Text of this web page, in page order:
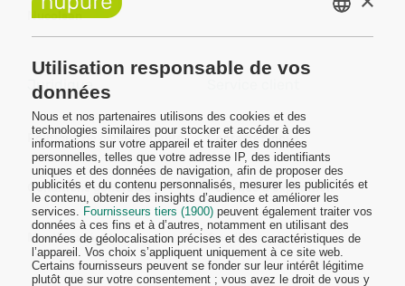
Nucolsan
Juridique
Politique de confidentialité
Conditions générales
Mentions légales
Contactez-nous
Politique d'expédition
Conditions de retour
Utilisation responsable de vos
données
Nous et nos partenaires utilisons des cookies et des
technologies similaires pour stocker et accéder à des
informations sur votre appareil et traiter des données
personnelles, telles que votre adresse IP, des identifiants
uniques et des données de navigation, afin de proposer des
publicités et du contenu personnalisés, mesurer les publicités et
le contenu, obtenir des insights d’audience et améliorer les
services. Fournisseurs tiers (1900) peuvent également traiter vos
données à ces fins et à d’autres, notamment en utilisant des
données de géolocalisation précises et des caractéristiques de
l’appareil. Vos choix s’appliquent uniquement à ce site web.
Certains fournisseurs peuvent se fonder sur leur intérêt légitime
plutôt que sur votre consentement ; vous avez le droit de vous y